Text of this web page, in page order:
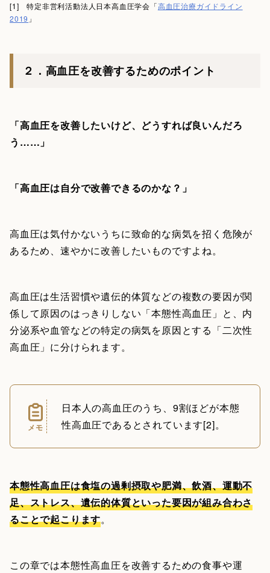
[1] 特定非営利活動法人日本高血圧学会「高血圧治療ガイドライン
2019 」
２．高血圧を改善するためのポイント
「高血圧を改善したいけど、どうすれば良いんだろ
う……」
「高血圧は自分で改善できるのかな？」
高血圧は気付かないうちに致命的な病気を招く危険が
あるため、速やかに改善したいものですよね。
高血圧は生活習慣や遺伝的体質などの複数の要因が関
係して原因のはっきりしない「本態性高血圧」と、内
分泌系や血管などの特定の病気を原因とする「二次性
高血圧」に分けられます。
メモ
日本人の高血圧のうち、9割ほどが本態
性高血圧であるとされています[2]。
本態性高血圧は食塩の過剰摂取や肥満、飲酒、運動不
足、ストレス、遺伝的体質といった要因が組み合わさ
ることで起こります。
この章では本態性高血圧を改善するための食事や運